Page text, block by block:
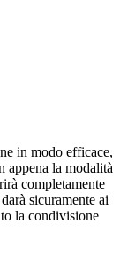
in modo efficace,
appena la modalità
completamente
sicuramente ai
la condivisione